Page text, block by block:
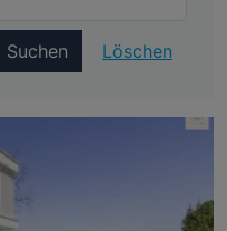
Suchen Löschen